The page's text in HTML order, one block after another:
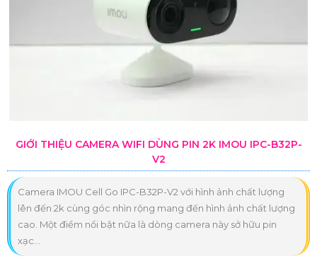
GIỚI THIỆU CAMERA WIFI DÙNG PIN 2K IMOU IPC-B32P-
V2
Camera IMOU Cell Go IPC-B32P-V2 với hình ảnh chất lượng
lên đến 2k cùng góc nhìn rộng mang đến hình ảnh chất lượng
cao. Một điểm nổi bật nữa là dòng camera này sở hữu pin
xạc...